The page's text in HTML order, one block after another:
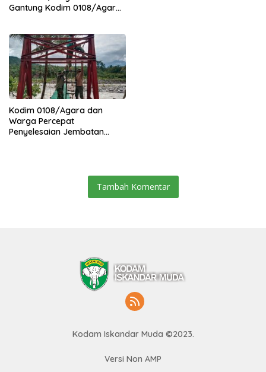
Gantung Kodim 0108/Agara
Kodim 0108/Agara dan
Warga Percepat
Penyelesaian Jembatan
Tambah Komentar
Kodam Iskandar Muda ©2023.
Versi Non AMP